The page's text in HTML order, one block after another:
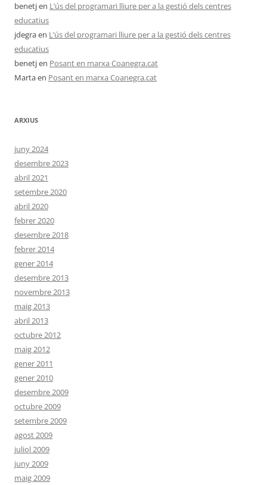
benetjen L’ús del programari lliure per a la gestió dels centres
educatius
jdegraen L’ús del programari lliure per a la gestió dels centres
educatius
benetjen Posant en marxa Coanegra.cat
Martaen Posant en marxa Coanegra.cat
ARXIUS
juny 2024
desembre 2023
abril 2021
setembre 2020
abril 2020
febrer 2020
desembre 2018
febrer 2014
gener 2014
desembre 2013
novembre 2013
maig 2013
abril 2013
octubre 2012
maig 2012
gener 2011
gener 2010
desembre 2009
octubre 2009
setembre 2009
agost 2009
juliol 2009
juny 2009
maig 2009